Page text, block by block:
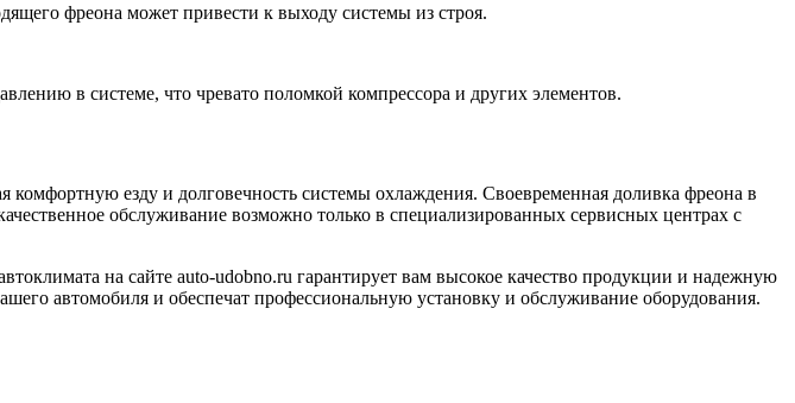
фреона может привести к выходу системы из строя.
в системе, что чревато поломкой компрессора и других элементов.
езду и долговечность системы охлаждения. Своевременная доливка фреона в
обслуживание возможно только в специализированных сервисных центрах с
на сайте auto-udobno.ru гарантирует вам высокое качество продукции и надежную
автомобиля и обеспечат профессиональную установку и обслуживание оборудования.